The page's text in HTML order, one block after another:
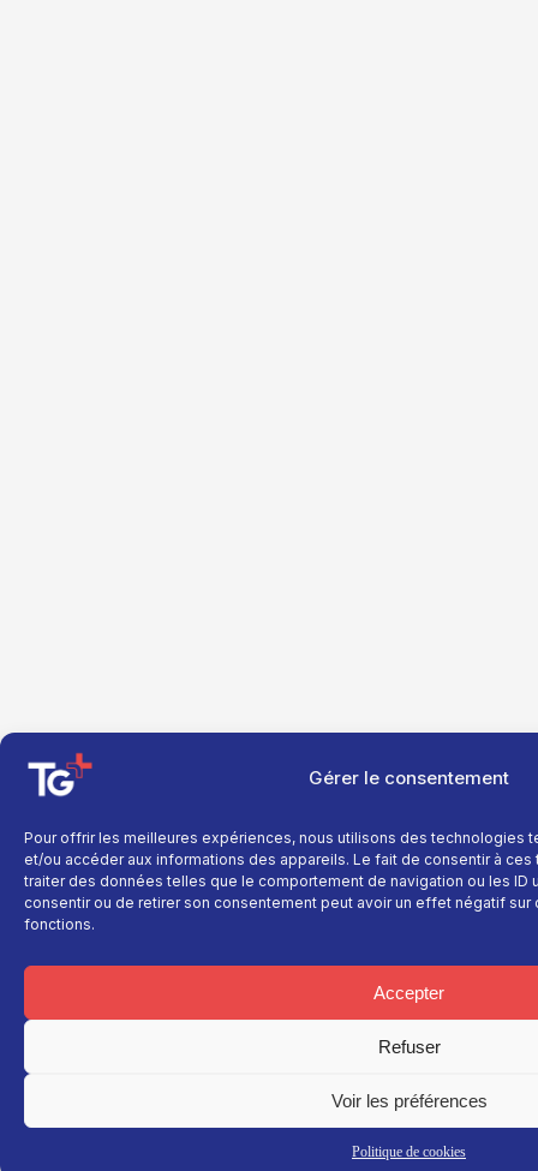
Gérer le consentement
Pour offrir les meilleures expériences, nous utilisons des technologies
et/ou accéder aux informations des appareils. Le fait de consentir à
traiter des données telles que le comportement de navigation ou les ID
consentir ou de retirer son consentement peut avoir un effet négatif
fonctions.
Accepter
Refuser
Voir les préférences
Politique de cookies